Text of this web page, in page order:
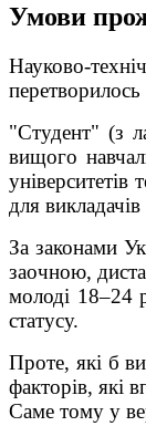
Умови
Науково-
"Студент" (з
вищого
університетів
для
За законами
заочною,
молоді 18–24
статусу.
Проте, які б
факторів, які
Саме тому у